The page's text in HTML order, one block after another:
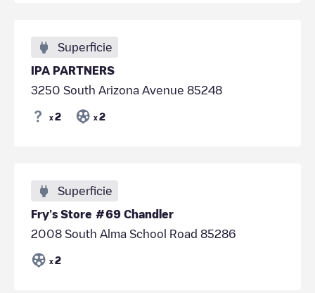
Superficie
IPA PARTNERS
3250 South Arizona Avenue 85248
x 2 x 2
Superficie
Fry's Store #69 Chandler
2008 South Alma School Road 85286
x 2